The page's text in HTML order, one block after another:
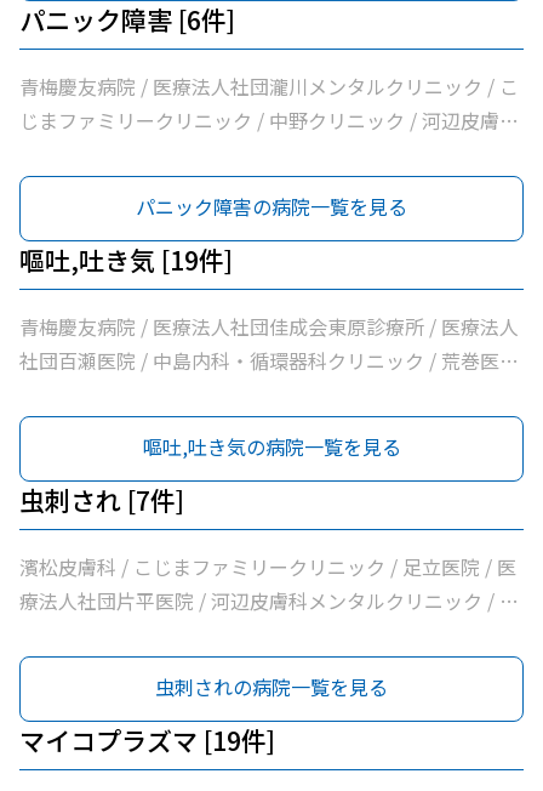
団亀生会丹生クリニック / 河辺駅前クリニック / 医療法人
社団片平医院 / なごみクリニック / こみ内科クリニック /
やすらぎ在宅診療所 / 市立青梅総合医療センター / 医療法
人社団和風会多摩リハビリテーション病院
パニック障害 [6件]
青梅慶友病院 / 医療法人社団瀧川メンタルクリニック / こ
じまファミリークリニック / 中野クリニック / 河辺皮膚科
パニック障害の病院一覧を見る
嘔吐,吐き気 [19件]
青梅慶友病院 / 医療法人社団佳成会東原診療所 / 医療法人
社団百瀬医院 / 中島内科・循環器科クリニック / 荒巻医院
三清会青梅かすみ台クリニック / 医療法人社団向日葵清心
会ひまわり在宅診療所 / 坂元医院 / 吉野医院 / 医療法人社
団亀生会丹生クリニック / 河辺駅前クリニック / 医療法人
社団片平医院 / なごみクリニック / こみ内科クリニック /
やすらぎ在宅診療所 / 市立青梅総合医療センター / 医療法
人社団和風会多摩リハビリテーション病院
嘔吐,吐き気の病院一覧を見る
虫刺され [7件]
濱松皮膚科 / こじまファミリークリニック / 足立医院 / 医
療法人社団片平医院 / 河辺皮膚科メンタルクリニック / 市
リテーション病院
虫刺されの病院一覧を見る
マイコプラズマ [19件]